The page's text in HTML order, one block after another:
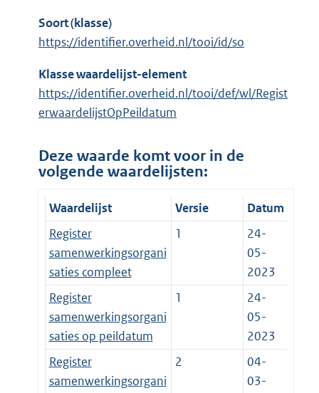
Soort (klasse)
https://identifier.overheid.nl/tooi/id/so
Klasse waardelijst-element
https://identifier.overheid.nl/tooi/def/wl/Regist
erwaardelijstOpPeildatum
Deze waarde komt voor in de
volgende waardelijsten:
Waardelijst Versie
Datum
Register
samenwerkingsorgani
saties compleet
1
24-
05-
2023
Register
samenwerkingsorgani
saties op peildatum
1
24-
05-
2023
Register
samenwerkingsorgani
2
04-
03-